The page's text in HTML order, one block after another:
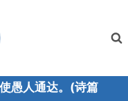
愚人通达。(诗篇